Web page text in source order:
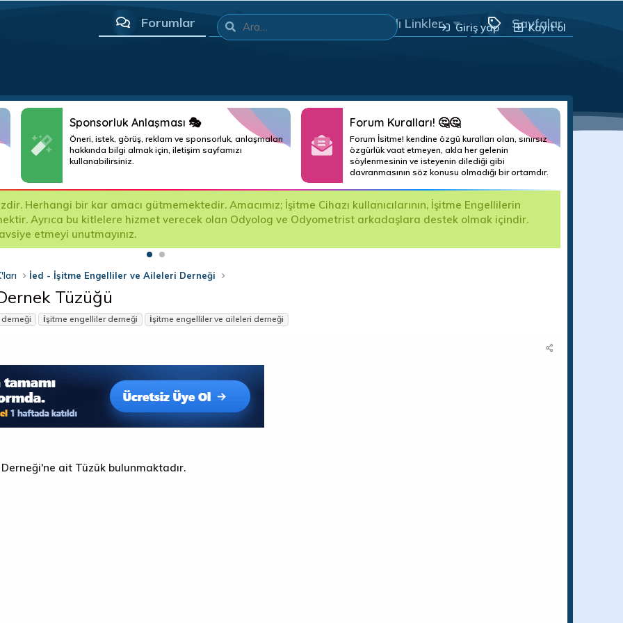
Giriş yap Kayıt ol
Forumlar Neler yeni Yararlı Linkler Sayfalar
Sponsorluk Anlaşması 🎭
Öneri, istek, görüş, reklam ve sponsorluk, anlaşmaları
hakkında bilgi almak için, iletişim sayfamızı
kullanabilirsiniz.
Forum Kuralları! 🤔🤔
Forum İsitme! kendine özgü kuralları olan, sınırsız
özgürlük vaat etmeyen, akla her gelenin
söylenmesinin ve isteyenin dilediği gibi
davranmasının söz konusu olmadığı bir ortamdır.
Herhangi bir kar amacı gütmemektedir. Amacımız; İşitme Cihazı kullanıcılarının, İşitme Engellilerin
Ayrıca bu kitlelere hizmet verecek olan Odyolog ve Odyometrist arkadaşlara destek olmak içindir.
etmeyi unutmayınız.
İed - İşitme Engelliler ve Aileleri Derneği
Tüzüğü
i̇şitme engelliler derneği i̇şitme engelliler ve aileleri derneği
ait Tüzük bulunmaktadır.